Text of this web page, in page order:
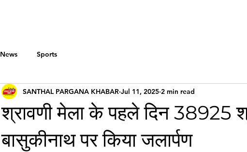
News Sports
श्रावणी मेला के पहले दिन 38925
बासुकीनाथ पर किया जलार्पण
SANTHAL PARGANA KHABAR Jul 11, 2025 2 min read